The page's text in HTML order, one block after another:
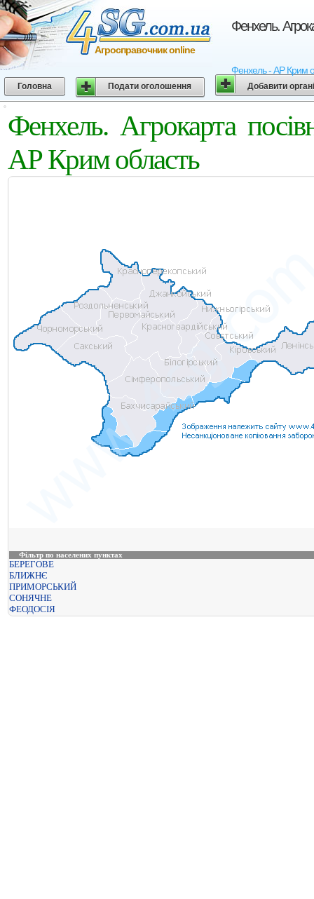
Фенхель.
Фенхель - АР Крим
Агросправочник online
Головна Подати оголошення Добавити
Фенхель. Агрокарта
АР Крим область
Фільтр по населених пунктах
БЕРЕГОВЕ
БЛИЖНЄ
ПРИМОРСЬКИЙ
СОНЯЧНЕ
ФЕОДОСІЯ